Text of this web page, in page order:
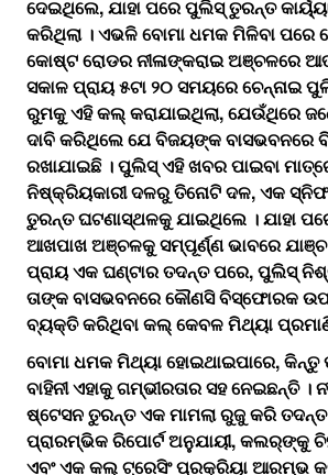
ଦେଇଥିଲେ, ଯାହା ପରେ ପୁଲିସ୍ ତୁରନ୍ତ
କରିଥିଲା । ଏଭଳି ବୋମା ଧମକ ମିଳିବା ପରେ
କୋଷ୍ଟ ରୋଡର ନୀଳାଙ୍କରାଇ ଅଞ୍ଚଳରେ
ସକାଳ ପ୍ରାୟ ୫ଟା ୨୦ ସମୟରେ ଚେନ୍ନାଇ
ରୁମକୁ ଏହି କଲ୍ କରାଯାଇଥିଲା, ଯେଉଁଥିରେ
ଦାବି କରିଥିଲେ ଯେ ବିଜୟଙ୍କ ବାସଭବନରେ
ରଖାଯାଇଛି । ପୁଲିସ୍‌ ଏହି ଖବର ପାଇବା
ନିଷ୍କ୍ରିୟକାରୀ ଦଳରୁ ତିନୋଟି ଦଳ, ଏକ
ତୁରନ୍ତ ଘଟଣାସ୍ଥଳକୁ ଯାଇଥିଲେ । ଯାହା
ଆଖପାଖ ଅଞ୍ଚଳକୁ ସମ୍ପୂର୍ଣ୍ଣ ଭାବରେ ଯାଞ୍ଚ
ପ୍ରାୟ ଏକ ଘଣ୍ଟାର ତଦନ୍ତ ପରେ, ପୁଲିସ୍
ତାଙ୍କ ବାସଭବନରେ କୌଣସି ବିସ୍ଫୋରକ
ବ୍ୟକ୍ତି କରିଥିବା କଲ୍ କେବଳ ମିଥ୍ୟା
ବୋମା ଧମକ ମିଥ୍ୟା ହୋଇଥାଇପାରେ, କିନ୍ତୁ
ବାହିନୀ ଏହାକୁ ଗମ୍ଭୀରତାର ସହ ନେଇଛନ୍ତି ।
ଷ୍ଟେସନ ତୁରନ୍ତ ଏକ ମାମଲା ରୁଜୁ କରି
ପ୍ରାରମ୍ଭିକ ରିପୋର୍ଟ ଅନୁଯାୟୀ, କଲର୍‌ଙ୍କୁ
ଏବଂ ଏକ କଲ୍ ଟ୍ରେସିଂ ପ୍ରକ୍ରିୟା ଆରମ୍ଭ